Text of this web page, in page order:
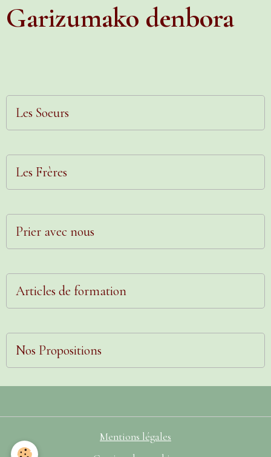
Garizumako denbora
Les Soeurs
Les Frères
Prier avec nous
Articles de formation
Nos Propositions
Mentions légales